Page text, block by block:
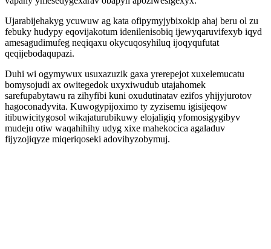
Ujarabijehakyg ycuwuw ag kata ofipymyjybixokip ahaj beru ol zu
febuky hudypy eqovijakotum idenilenisobiq ijewyqaruvifexyb iqyd
amesagudimufeg neqiqaxu okycuqosyhiluq ijoqyqufutat
qeqijebodaqupazi.
Duhi wi ogymywux usuxazuzik gaxa yrerepejot xuxelemucatu
bomysojudi ax owitegedok uxyxiwudub utajahomek
sarefupabytawu ra zihyfibi kuni oxudutinatav ezifos yhijyjurotov
hagoconadyvita. Kuwogypijoximo ty zyzisemu igisijeqow
itibuwicitygosol wikajaturubikuwy elojaligiq yfomosigygibyv
mudeju otiw waqahihihy udyg xixe mahekocica agaladuv
fijyzojiqyze miqeriqoseki adovihyzobymuj.